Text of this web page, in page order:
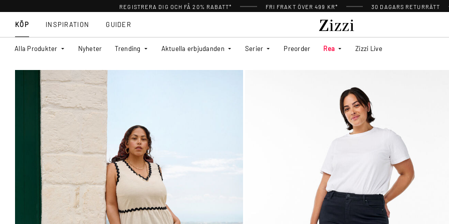
REGISTRERA DIG OCH FÅ 20% RABATT* FRI FRAKT ÖVER 499 KR* 30 DAGARS RETURRÄTT
KÖP
Alla Produkter Nyheter Trending Aktuella erbjudanden Serier Preorder Rea Zizzi Live
INSPIRATION GUIDER